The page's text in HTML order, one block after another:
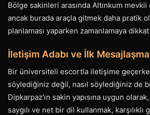
Bölge sakinleri arasında Altınkum mevkii
ancak burada araçla gitmek daha pratik
planlaması yaparken zamanlamaya
İletişim Adabı ve İlk
Bir üniversiteli escortla iletişime
söylediğiniz değil, nasıl söylediğiniz de
Dipkarpaz'ın sakin yapısına uygun
saygılı ve net bir dil kullanmak, karşılıklı